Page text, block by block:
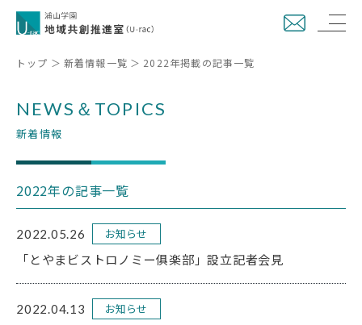
トップ 新着情報一覧 2022年掲載の記事一覧
NEWS＆TOPICS
新着情報
2022年の記事一覧
2022.05.26 お知らせ
「とやまビストロノミー俱楽部」設立記者会見
2022.04.13 お知らせ